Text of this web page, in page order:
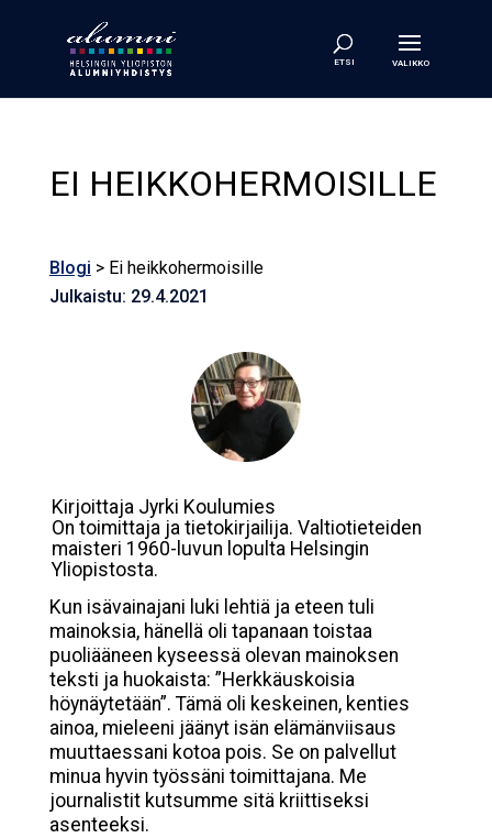
EI HEIKKOHERMOISILLE
Blogi > Ei heikkohermoisille
Julkaistu: 29.4.2021
Kirjoittaja Jyrki Koulumies
On toimittaja ja tietokirjailija. Valtiotieteiden
maisteri 1960-luvun lopulta Helsingin
Yliopistosta.
Kun isävainajani luki lehtiä ja eteen tuli
mainoksia, hänellä oli tapanaan toistaa
puoliääneen kyseessä olevan mainoksen
teksti ja huokaista: ”Herkkäuskoisia
höynäytetään”. Tämä oli keskeinen, kenties
ainoa, mieleeni jäänyt isän elämänviisaus
muuttaessani kotoa pois. Se on palvellut
minua hyvin työssäni toimittajana. Me
journalistit kutsumme sitä kriittiseksi
asenteeksi.